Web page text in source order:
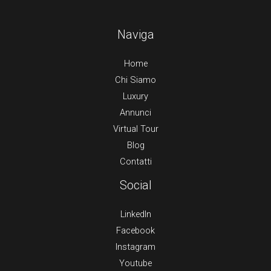
Naviga
Home
Chi Siamo
Luxury
Annunci
Virtual Tour
Blog
Contatti
Social
LinkedIn
Facebook
Instagram
Youtube